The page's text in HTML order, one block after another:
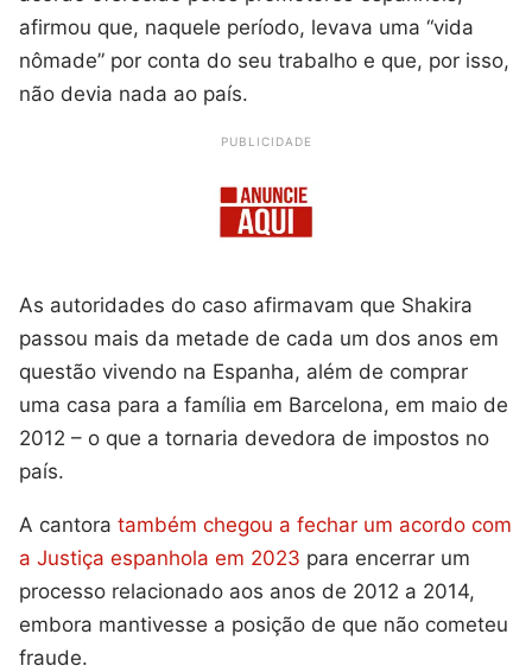
afirmou que, naquele período, levava uma “vida
nômade” por conta do seu trabalho e que, por isso,
não devia nada ao país.
PUBLICIDADE
As autoridades do caso afirmavam que Shakira
passou mais da metade de cada um dos anos em
questão vivendo na Espanha, além de comprar
uma casa para a família em Barcelona, em maio de
2012 – o que a tornaria devedora de impostos no
país.
A cantora também chegou a fechar um acordo com
a Justiça espanhola em 2023 para encerrar um
processo relacionado aos anos de 2012 a 2014,
embora mantivesse a posição de que não cometeu
fraude.